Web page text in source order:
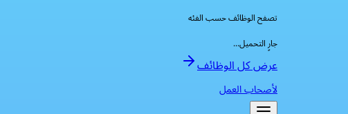
تصفح الوظائف حسب الفئه
جارٍ التحميل...
عرض كل الوظائف
لأصحاب العمل